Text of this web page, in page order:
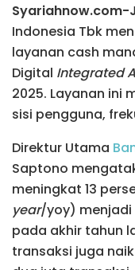
Indonesia Tbk
layanan cash
Digital Integrated
2025. Layanan ini
sisi pengguna,
Direktur Utama
Saptono
meningkat 13
year/yoy) menjadi
pada akhir tahun
transaksi juga